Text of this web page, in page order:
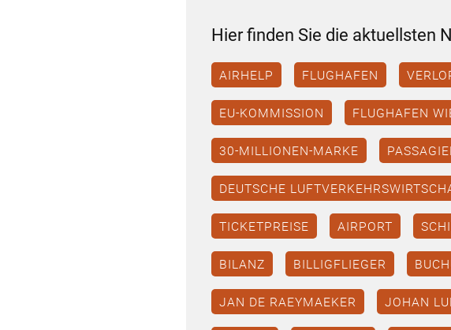
Hier finden Sie die aktuellsten
AIRHELP FLUGHAFEN
EU-KOMMISSION FLUGHAFEN
30-MILLIONEN-MARKE
DEUTSCHE
TICKETPREISE AIRPORT
BILANZ BILLIGFLIEGER
JAN DE RAEYMAEKER JOHAN